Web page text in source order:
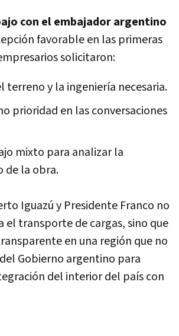
con el embajador argentino
favorable en las primeras
solicitaron:
terreno y la ingeniería necesaria.
prioridad en las conversaciones
mixto para analizar la
de la obra.
Iguazú y Presidente Franco no
transporte de cargas, sino que
en una región que no
Gobierno argentino para
del interior del país con